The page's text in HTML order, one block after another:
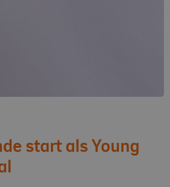
start als Young